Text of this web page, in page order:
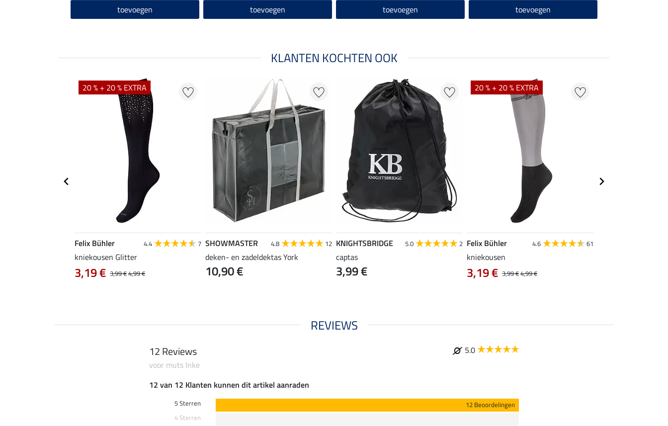
toevoegen toevoegen toevoegen toevoegen
KLANTEN KOCHTEN OOK
20 % + 20 % EXTRA
Felix Bühler 4.4 7
kniekousen Glitter
3,99 €4,99 €
3,19 €
SHOWMASTER 4.8 12
deken- en zadeldektas York
10,90 €
KNIGHTSBRIDGE 5.0 2
captas
3,99 €
20 % + 20 % EXTRA
Felix Bühler 4.6 61
kniekousen
3,99 €4,99 €
3,19 €
REVIEWS
12 Reviews
5.0
voor muts Inke
12 van 12 Klanten kunnen dit artikel aanraden
5 Sterren
12 Beoordelingen
4 Sterren